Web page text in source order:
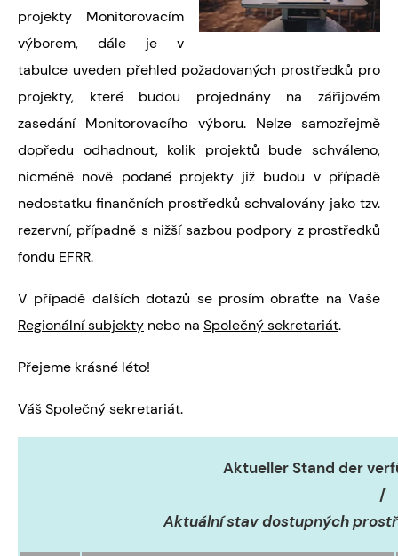
projekty Monitorovacím
výborem, dále je v
tabulce uveden přehled požadovaných prostředků pro
projekty, které budou projednány na zářijovém
zasedání Monitorovacího výboru. Nelze samozřejmě
dopředu odhadnout, kolik projektů bude schváleno,
nicméně nově podané projekty již budou v případě
nedostatku finančních prostředků schvalovány jako tzv.
rezervní, případně s nižší sazbou podpory z prostředků
fondu EFRR.
V případě dalších dotazů se prosím obraťte na Vaše
Regionální subjekty nebo na Společný sekretariát.
Přejeme krásné léto!
Váš Společný sekretariát.
Aktueller Stand der
/
Aktuální stav dostupných